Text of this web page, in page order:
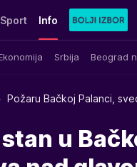
Sport Info
Srbija Beograd
Požaru Bačkoj Palanci,
u